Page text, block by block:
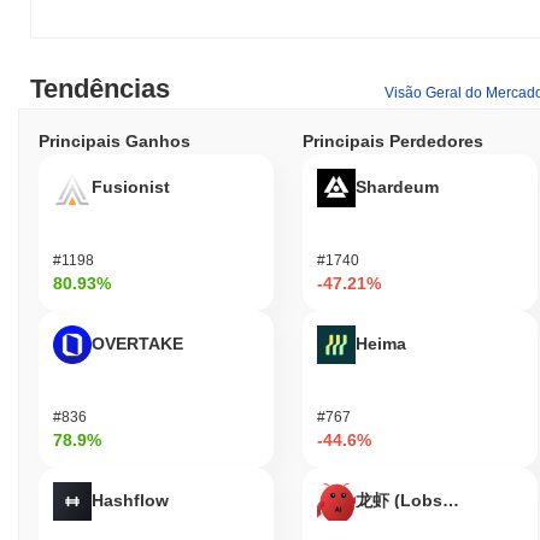
A Ambire AdEx ainda está ativa ou é relevante?
A Ambire AdEx permanece ativa por meio de desenvolvimentos e
atualizações recentes. Em 2023, o projeto continua a focar na
melhoria de sua plataforma de publicidade descentralizada, com
ativas dentro do ecossistema de publicidade em blockchain, o
que apoia sua relevância contínua. A Ambire AdEx ainda está
presença de mercado sustentada e volume de negociação. Além
disso, o projeto se envolve com sua comunidade por meio de
demonstrando um compromisso contínuo com o desenvolvimento
e adaptação dentro do setor de publicidade digital. Esses
publicidade em blockchain.
Para quem a Ambire AdEx foi projetada?
Tendências Visão Geral do
Principais Ganhos
Fusionist
#1198
80.93%
OVERTAKE
#836
78.9%
Hashflow
Principais Perdedores
Shardeum
#1740
-47.21%
Heima
#767
-44.6%
龙虾 (Lobster)